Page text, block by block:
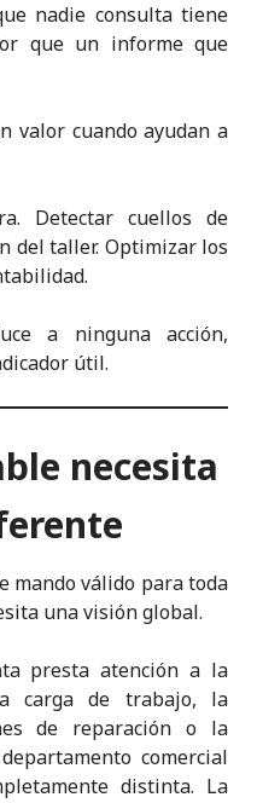
nadie consulta tiene
que un informe que
valor cuando ayudan a
Detectar cuellos de
del taller. Optimizar los
a ninguna acción,
útil.
necesita
mando válido para toda
una visión global.
presta atención a la
carga de trabajo, la
de reparación o la
comercial
distinta. La